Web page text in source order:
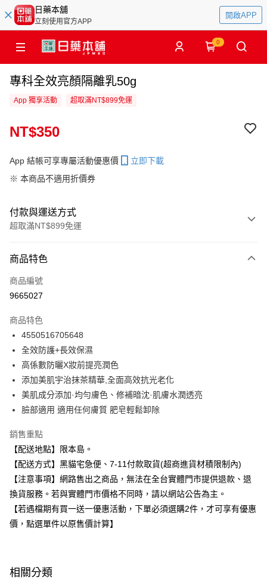
日藥本舖
立刻使用官方APP
開啟APP
0
專科全效亮顏隔離乳50g
App 獨享活動 超取滿NT$899免運
NT$350
App 結帳可享專屬活動優惠價
立即下載
※ 本商品不適用折價券
付款與運送方式
超取滿NT$899免運
信用卡一次付款
信用卡分期付款
合作金庫商業銀行
華南商業銀行
上海商業儲蓄銀行
國泰世華商業銀行
臺灣中小企業銀行
台中商業銀行
匯豐（台灣）商業銀行
華泰商業銀行
聯邦商業銀行
遠東國際商業銀行
元大商業銀行
永豐商業銀行
台新國際商業銀行
台灣樂天信用卡公司
LINE Pay
Apple Pay
街口支付
Google Pay
全盈+PAY
大哥付你分期
相關說明
【大哥付你分期使用說明】
1.本服務由台灣大哥大提供，台灣大哥大用戶可立即使用無須另外申請。
3.實際核准額度、可分期數及費用金額請依後續交易確認頁面所載為準。
4.訂單成立30分鐘內，如未前往確認交易或遇審核未通過，訂單將自動取
ATM付款
全家取貨付款
商品特色
商品編號
9665027
商品特色
4550516705648
全效防護+長效保濕
高係數防曬X妝前提亮潤色
添加美肌宇治抹茶精華,全面高效抗光老化
美肌成分添加·均勻膚色、修補暗沈·肌膚水潤透亮
臉部適用 適用任何膚質 肥皂輕鬆卸除
銷售重點
【配送地點】限本島。
【配送方式】黑貓宅急便、7-11付款取貨(超商進貨材積限制內)
【注意事項】網路售出之商品，無法在全台實體門市提供退款、退
換貨服務。若與實體門市價格不同時，請以網站公告為主。
【若遇檔期有買一送一優惠活動，下單必須選購2件，才可享有優惠
價，點選單件以原售價計算】
相關分類